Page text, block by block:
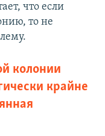
что если
то не
колонии
крайне